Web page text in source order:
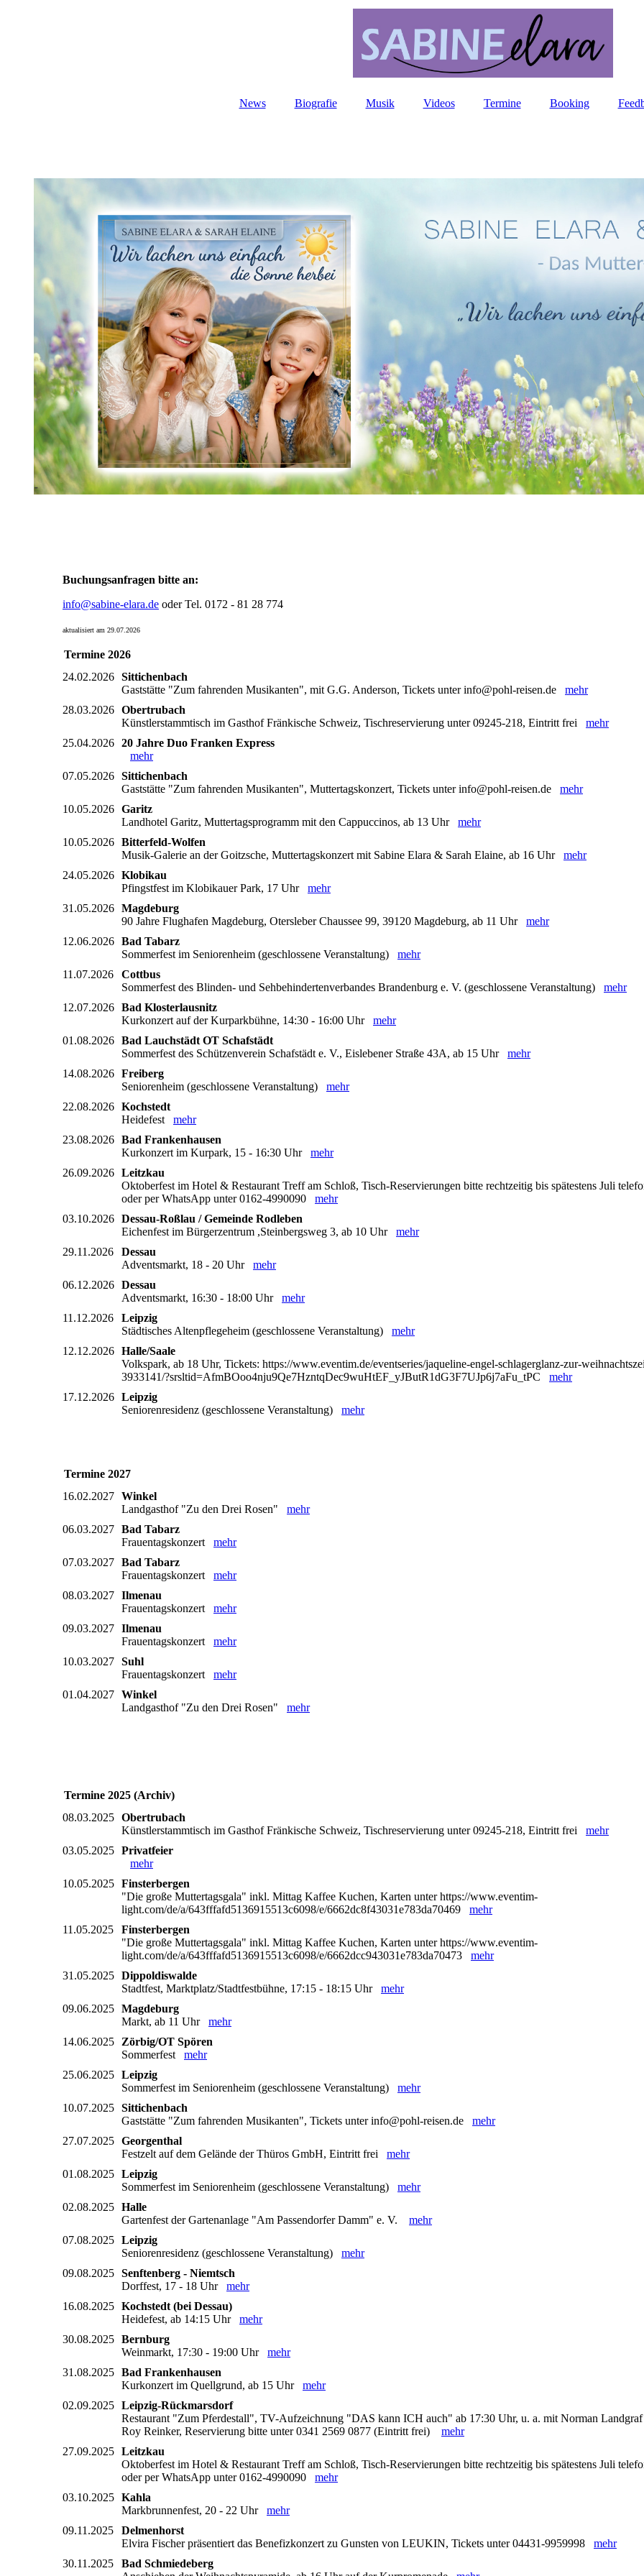
News Biografie Musik Videos Termine Booking
Buchungsanfragen bitte an:
info@sabine-elara.de oder Tel. 0172 - 81 28 774
aktualisiert am 29.07.2026
Termine 2026
24.02.2026 Sittichenbach
Gaststätte "Zum fahrenden Musikanten", mit G.G. Anderson, Tickets unter info@pohl-reisen.de mehr
28.03.2026 Obertrubach
Künstlerstammtisch im Gasthof Fränkische Schweiz, Tischreservierung unter 09245-218, Eintritt frei mehr
25.04.2026 20 Jahre Duo Franken Express
mehr
07.05.2026 Sittichenbach
Gaststätte "Zum fahrenden Musikanten", Muttertagskonzert, Tickets unter info@pohl-reisen.de mehr
10.05.2026 Garitz
Landhotel Garitz, Muttertagsprogramm mit den Cappuccinos, ab 13 Uhr mehr
10.05.2026 Bitterfeld-Wolfen
Musik-Galerie an der Goitzsche, Muttertagskonzert mit Sabine Elara & Sarah Elaine, ab 16 Uhr mehr
24.05.2026 Klobikau
Pfingstfest im Klobikauer Park, 17 Uhr mehr
31.05.2026 Magdeburg
90 Jahre Flughafen Magdeburg, Otersleber Chaussee 99, 39120 Magdeburg, ab 11 Uhr mehr
12.06.2026 Bad Tabarz
Sommerfest im Seniorenheim (geschlossene Veranstaltung) mehr
11.07.2026
Cottbus
Sommerfest des Blinden- und Sehbehindertenverbandes Brandenburg e. V. (geschlossene Veranstaltung) mehr
12.07.2026 Bad Klosterlausnitz
Kurkonzert auf der Kurparkbühne, 14:30 - 16:00 Uhr mehr
01.08.2026 Bad Lauchstädt OT Schafstädt
Sommerfest des Schützenverein Schafstädt e. V., Eislebener Straße 43A, ab 15 Uhr mehr
14.08.2026 Freiberg
Seniorenheim (geschlossene Veranstaltung) mehr
22.08.2026 Kochstedt
Heidefest mehr
23.08.2026 Bad Frankenhausen
Kurkonzert im Kurpark, 15 - 16:30 Uhr mehr
26.09.2026 Leitzkau
Oktoberfest im Hotel & Restaurant Treff am Schloß, Tisch-Reservierungen bitte rechtzeitig bis spätestens Juli
oder per WhatsApp unter 0162-4990090 mehr
03.10.2026 Dessau-Roßlau / Gemeinde Rodleben
Eichenfest im Bürgerzentrum ,Steinbergsweg 3, ab 10 Uhr mehr
29.11.2026
Dessau
Adventsmarkt, 18 - 20 Uhr mehr
06.12.2026 Dessau
Adventsmarkt, 16:30 - 18:00 Uhr mehr
11.12.2026
Leipzig
Städtisches Altenpflegeheim (geschlossene Veranstaltung) mehr
12.12.2026 Halle/Saale
Volkspark, ab 18 Uhr, Tickets: https://www.eventim.de/eventseries/jaqueline-engel-schlagerglanz-zur-
3933141/?srsltid=AfmBOoo4nju9Qe7HzntqDec9wuHtEF_yJButR1dG3F7UJp6j7aFu_tPC mehr
17.12.2026 Leipzig
Seniorenresidenz (geschlossene Veranstaltung) mehr
Termine 2027
16.02.2027 Winkel
Landgasthof "Zu den Drei Rosen" mehr
06.03.2027 Bad Tabarz
Frauentagskonzert mehr
07.03.2027 Bad Tabarz
Frauentagskonzert mehr
08.03.2027 Ilmenau
Frauentagskonzert mehr
09.03.2027 Ilmenau
Frauentagskonzert mehr
10.03.2027 Suhl
Frauentagskonzert mehr
01.04.2027 Winkel
Landgasthof "Zu den Drei Rosen" mehr
Termine 2025 (Archiv)
08.03.2025 Obertrubach
Künstlerstammtisch im Gasthof Fränkische Schweiz, Tischreservierung unter 09245-218, Eintritt frei mehr
03.05.2025 Privatfeier
mehr
10.05.2025 Finsterbergen
"Die große Muttertagsgala" inkl. Mittag Kaffee Kuchen, Karten unter https://www.eventim-
light.com/de/a/643fffafd5136915513c6098/e/6662dc8f43031e783da70469 mehr
11.05.2025
Finsterbergen
"Die große Muttertagsgala" inkl. Mittag Kaffee Kuchen, Karten unter https://www.eventim-
light.com/de/a/643fffafd5136915513c6098/e/6662dcc943031e783da70473 mehr
31.05.2025 Dippoldiswalde
Stadtfest, Marktplatz/Stadtfestbühne, 17:15 - 18:15 Uhr mehr
09.06.2025 Magdeburg
Markt, ab 11 Uhr mehr
14.06.2025
Zörbig/OT Spören
Sommerfest mehr
25.06.2025 Leipzig
Sommerfest im Seniorenheim (geschlossene Veranstaltung) mehr
10.07.2025 Sittichenbach
Gaststätte "Zum fahrenden Musikanten", Tickets unter info@pohl-reisen.de mehr
27.07.2025 Georgenthal
Festzelt auf dem Gelände der Thüros GmbH, Eintritt frei mehr
01.08.2025 Leipzig
Sommerfest im Seniorenheim (geschlossene Veranstaltung) mehr
02.08.2025 Halle
Gartenfest der Gartenanlage "Am Passendorfer Damm" e. V. mehr
07.08.2025 Leipzig
Seniorenresidenz (geschlossene Veranstaltung) mehr
09.08.2025 Senftenberg - Niemtsch
Dorffest, 17 - 18 Uhr mehr
16.08.2025 Kochstedt (bei Dessau)
Heidefest, ab 14:15 Uhr mehr
30.08.2025 Bernburg
Weinmarkt, 17:30 - 19:00 Uhr mehr
31.08.2025 Bad Frankenhausen
Kurkonzert im Quellgrund, ab 15 Uhr mehr
02.09.2025 Leipzig-Rückmarsdorf
Restaurant "Zum Pferdestall", TV-Aufzeichnung "DAS kann ICH auch" ab 17:30 Uhr, u. a. mit Norman
Roy Reinker, Reservierung bitte unter 0341 2569 0877 (Eintritt frei) mehr
27.09.2025 Leitzkau
Oktoberfest im Hotel & Restaurant Treff am Schloß, Tisch-Reservierungen bitte rechtzeitig bis spätestens Juli
oder per WhatsApp unter 0162-4990090 mehr
03.10.2025 Kahla
Markbrunnenfest, 20 - 22 Uhr mehr
09.11.2025
Delmenhorst
Elvira Fischer präsentiert das Benefizkonzert zu Gunsten von LEUKIN, Tickets unter 04431-9959998 mehr
30.11.2025
Bad Schmiedeberg